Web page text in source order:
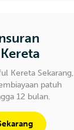
Kereta Sekarang,
patuh
12 bulan.